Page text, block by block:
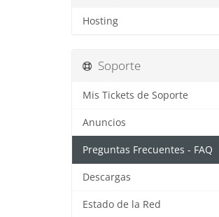
Hosting
Soporte
Mis Tickets de Soporte
Anuncios
Preguntas Frecuentes - FAQ
Descargas
Estado de la Red